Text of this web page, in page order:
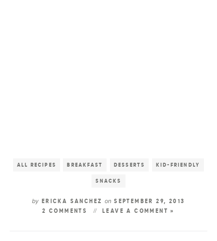
ALL RECIPES BREAKFAST DESSERTS KID-FRIENDLY
SNACKS
by ERICKA SANCHEZ onSEPTEMBER 29, 2013
2 COMMENTS
LEAVE A COMMENT »